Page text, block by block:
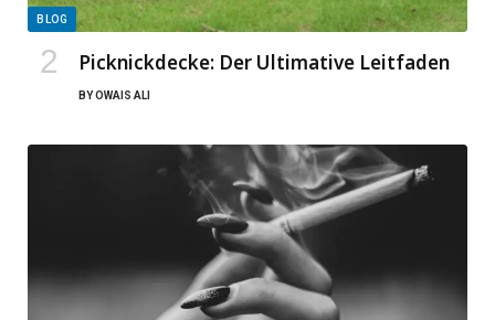
BLOG
Picknickdecke: Der Ultimative Leitfaden
BYOWAIS ALI